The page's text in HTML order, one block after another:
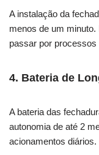
A instalação da
menos de um
passar por
4. Bateria de
A bateria das
autonomia de até 2
acionamentos diários.